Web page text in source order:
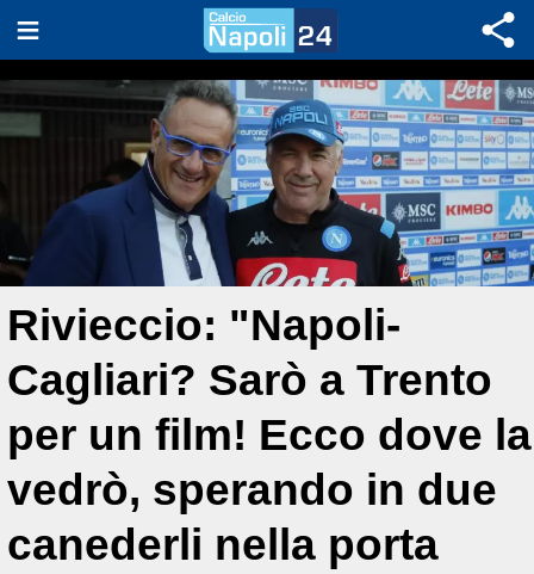
Rivieccio: "Napoli-
Cagliari? Sarò a Trento
per un film! Ecco dove la
vedrò, sperando in due
canederli nella porta